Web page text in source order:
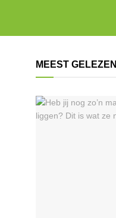
MEEST GELEZEN